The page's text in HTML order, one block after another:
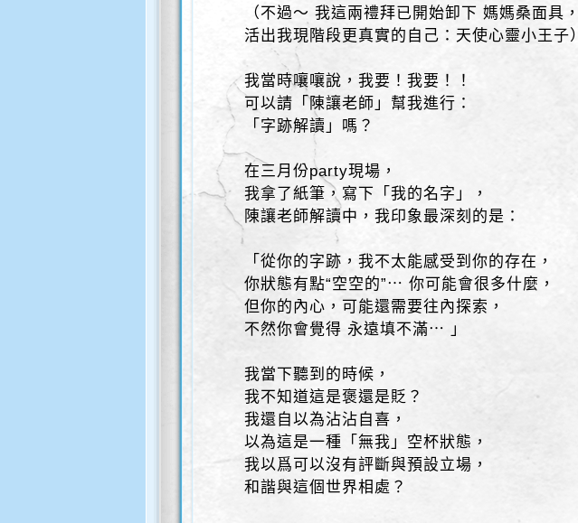
（不過～ 我這兩禮拜已開始卸下 媽媽桑面具，
活出我現階段更真實的自己：天使心靈小王子）
我當時嚷嚷說，我要！我要！！
可以請「陳讓老師」幫我進行：
「字跡解讀」嗎？
在三月份party現場，
我拿了紙筆，寫下「我的名字」，
陳讓老師解讀中，我印象最深刻的是：
「從你的字跡，我不太能感受到你的存在，
你狀態有點“空空的”⋯ 你可能會很多什麼，
但你的內心，可能還需要往內探索，
不然你會覺得 永遠填不滿⋯ 」
我當下聽到的時候，
我不知道這是褒還是貶？
我還自以為沾沾自喜，
以為這是一種「無我」空杯狀態，
我以爲可以沒有評斷與預設立場，
和諧與這個世界相處？